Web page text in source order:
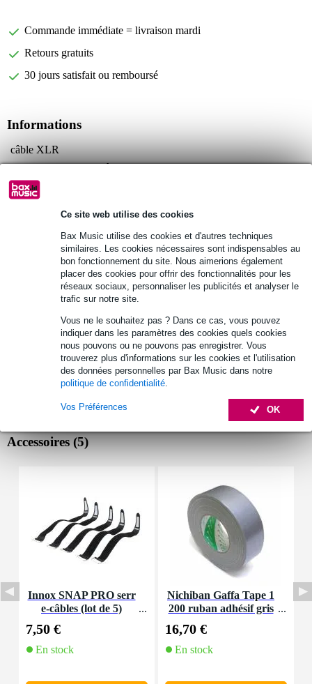
Ce site web utilise des cookies
Bax Music utilise des cookies et d'autres techniques
similaires. Les cookies nécessaires sont indispensables au
bon fonctionnement du site. Nous aimerions également
placer des cookies pour offrir des fonctionnalités pour les
réseaux sociaux, personnaliser les publicités et analyser le
trafic sur notre site.
Vous ne le souhaitez pas ? Dans ce cas, vous pouvez
indiquer dans les paramètres des cookies quels cookies
nous pouvons ou ne pouvons pas enregistrer. Vous
trouverez plus d'informations sur les cookies et l'utilisation
des données personnelles par Bax Music dans notre
politique de confidentialité.
OK
Vos Préférences
Commande immédiate = livraison mardi
Retours gratuits
30 jours satisfait ou remboursé
Informations
câble XLR
connecteurs : XLR mâle 3 broches - XLR femelle 3 broches
impédance : AES 110 Ω
Afficher toutes les caractéristiques du produit
Autres variantes (7)
Accessoires (5)
Innox SNAP PRO serr
e-câbles (lot de 5)
7,50 €
En stock
Nichiban Gaffa Tape 1
200 ruban adhésif gris
16,70 €
En stock